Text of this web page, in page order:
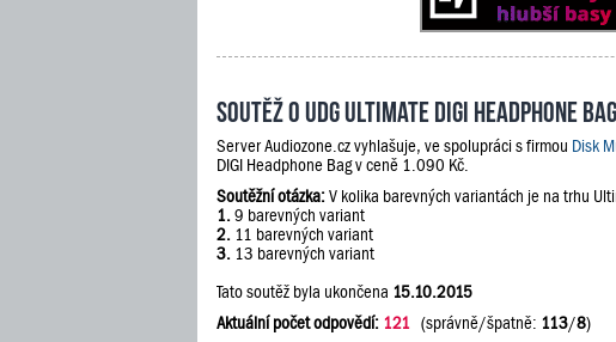
Soutěž o UDG Ultimate DIGI Headphone Bag
Server Audiozone.cz vyhlašuje, ve spolupráci s firmou Disk
DIGI Headphone Bag v ceně 1.090 Kč.
Soutěžní otázka:V kolika barevných variantách je na trhu
1. 9 barevných variant
2. 11 barevných variant
3. 13 barevných variant
Tato soutěž byla ukončena 15.10.2015
Aktuální počet odpovědí: 121 (správně/špatně: 113/8)